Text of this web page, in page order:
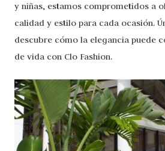
y niñas, estamos comprometidos a
calidad y estilo para cada ocasión.
descubre cómo la elegancia puede
de vida con Clo Fashion.